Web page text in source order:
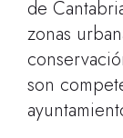
de
zonas
son